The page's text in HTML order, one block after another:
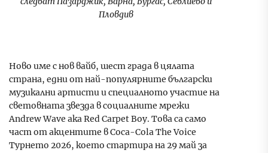
Пловдив
Ново име с нов вайб, шест града в цялата
страна, едни от най-популярните български
музикални артисти и специалното участие на
световната звезда в социалните мрежи
Andrew Wave aka Red Carpet Boy. Това са само
част от акцентите в Coca-Cola The Voice
Турнето 2026, което стартира на 29 май за